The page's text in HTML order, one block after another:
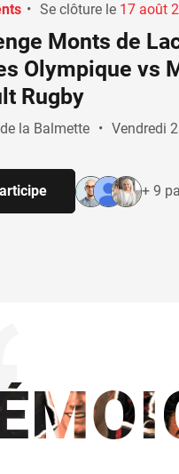
• Se clôture le 17 août
Monts de
Olympique vs
Rugby
la Balmette • Vendredi
+ 9